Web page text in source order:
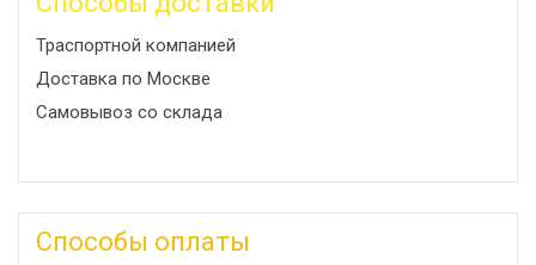
Траспортной компанией
Доставка по Москве
Самовывоз со склада
Способы оплаты